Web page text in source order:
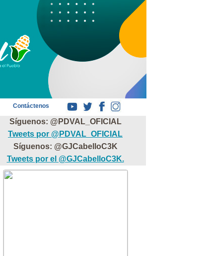
Contáctenos
Síguenos: @PDVAL_OFICIAL
Tweets por @PDVAL_OFICIAL
Síguenos: @GJCabelloC3K
Tweets por el @GJCabelloC3K.